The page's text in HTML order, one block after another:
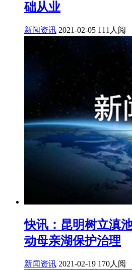
础从业
新闻资讯 2021-02-05 111人阅
快讯：昆明树立滇
动母亲湖保护治理
新闻资讯 2021-02-19 170人阅